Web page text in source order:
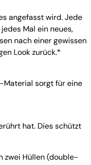
angefasst wird. Jede
Mal ein neues,
nach einer gewissen
Look zurück.*
Material sorgt für eine
hat. Dies schützt
zwei Hüllen (double-